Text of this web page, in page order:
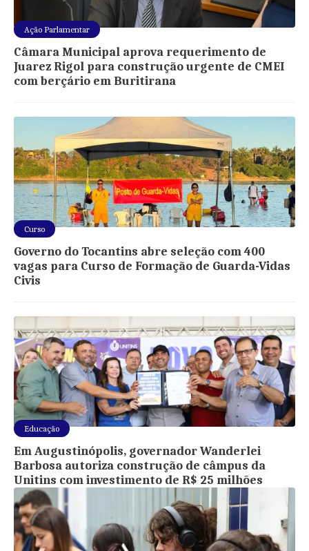
Ação Parlamentar
Câmara Municipal aprova requerimento de
Juarez Rigol para construção urgente de CMEI
com berçário em Buritirana
Curso
Governo do Tocantins abre seleção com 400
vagas para Curso de Formação de Guarda-Vidas
Civis
Educação
Em Augustinópolis, governador Wanderlei
Barbosa autoriza construção de câmpus da
Unitins com investimento de R$ 25 milhões